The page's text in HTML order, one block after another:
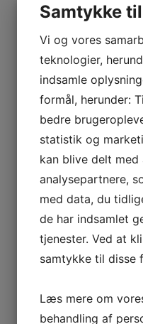
40%
Last one
Se produkt
Tim og
Hanger
499,00 kr. Den
aktuelle pris er: 300,00
Last one
OEKO-TEX certificeret
vælges på varesiden
Samtykke
Vi og vores
teknologier,
indsamle
formål, herunder:
bedre
statistik og
kan blive delt med
analysepartnere,
med data, du
de har indsamlet
tjenester. Ved at
samtykke til disse
Læs mere om
behandling af